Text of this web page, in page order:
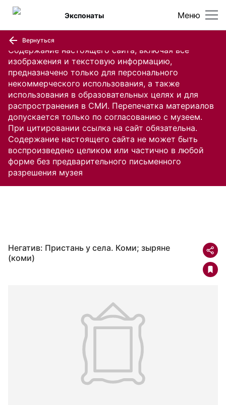
Содержание настоящего сайта, включая все
изображения и текстовую информацию,
предназначено только для персонального
некоммерческого использования, а также
использования в образовательных целях и для
распространения в СМИ. Перепечатка материалов
допускается только по согласованию с музеем.
При цитировании ссылка на сайт обязательна.
Содержание настоящего сайта не может быть
воспроизведено целиком или частично в любой
форме без предварительного письменного
разрешения музея
Меню
Экспонаты
Вернуться
Негатив: Пристань у села. Коми; зыряне
(коми)